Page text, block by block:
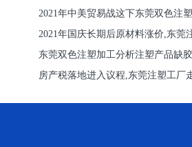
2021年中美贸易战这下东莞双色注
2021年国庆长期后原材料涨价,东莞
东莞双色注塑加工分析注塑产品缺
房产税落地进入议程,东莞注塑工厂